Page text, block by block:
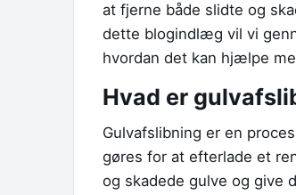
at fjerne både slidte og
dette blogindlæg vil vi
hvordan det kan hjælpe
Hvad er
Gulvafslibning er en
gøres for at efterlade et
og skadede gulve og give